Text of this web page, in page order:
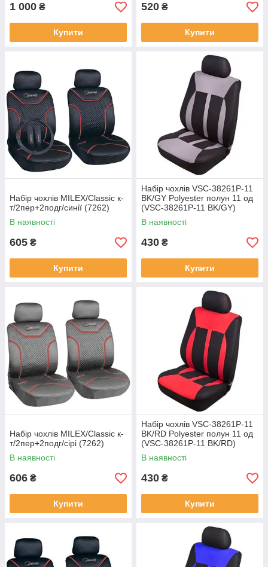
1 000 ₴
Купити
520 ₴
Купити
Набір чохлів MILEX/Classic к-
т/2пер+2подг/синії (7262)
В наявності
605 ₴
Купити
Набір чохлів VSC-38261P-11
BK/GY Polyester полун 11 од
(VSC-38261P-11 BK/GY)
В наявності
430 ₴
Купити
Набір чохлів MILEX/Classic к-
т/2пер+2подг/сірі (7262)
В наявності
606 ₴
Купити
Набір чохлів VSC-38261P-11
BK/RD Polyester полун 11 од
(VSC-38261P-11 BK/RD)
В наявності
430 ₴
Купити